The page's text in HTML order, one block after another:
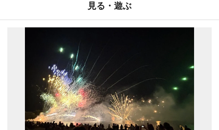
見る・遊ぶ